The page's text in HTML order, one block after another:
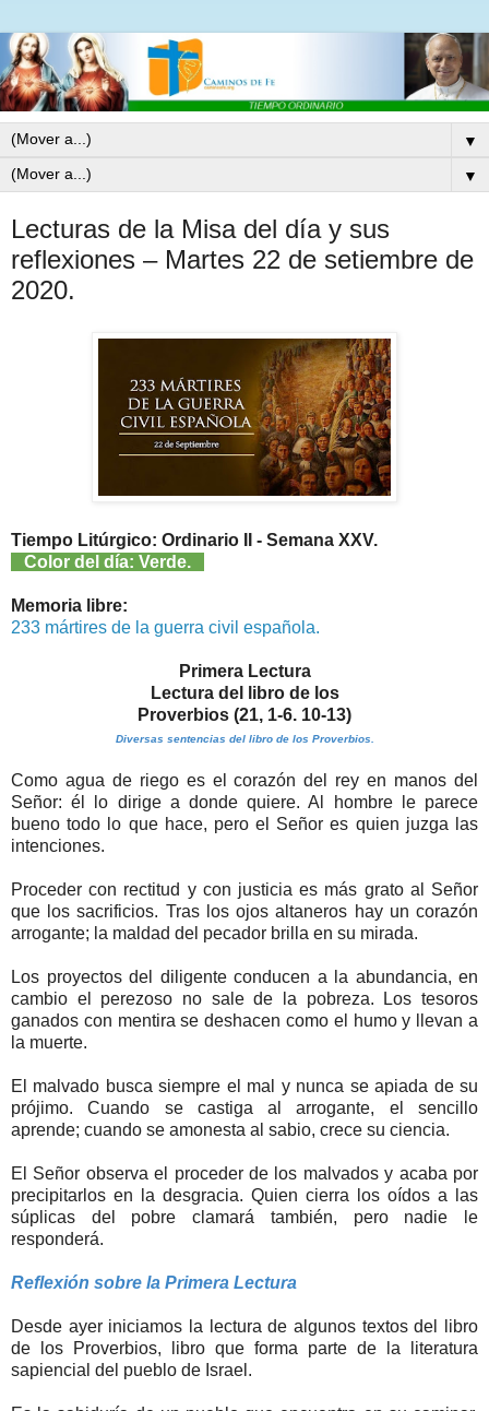
▼
▼
Lecturas de la Misa del día y sus
reflexiones – Martes 22 de setiembre de
2020.
Tiempo Litúrgico: Ordinario II - Semana XXV.
Color del día: Verde.
Memoria libre:
233 mártires de la guerra civil española.
Primera Lectura
Lectura del libro de los
Proverbios (21, 1-6. 10-13)
Diversas sentencias del libro de los Proverbios.
Como agua de riego es el corazón del rey en manos del
Señor: él lo dirige a donde quiere. Al hombre le parece
bueno todo lo que hace, pero el Señor es quien juzga las
intenciones.
Proceder con rectitud y con justicia es más grato al Señor
que los sacrificios. Tras los ojos altaneros hay un corazón
arrogante; la maldad del pecador brilla en su mirada.
Los proyectos del diligente conducen a la abundancia, en
cambio el perezoso no sale de la pobreza. Los tesoros
ganados con mentira se deshacen como el humo y llevan a
la muerte.
El malvado busca siempre el mal y nunca se apiada de su
prójimo. Cuando se castiga al arrogante, el sencillo
aprende; cuando se amonesta al sabio, crece su ciencia.
El Señor observa el proceder de los malvados y acaba por
precipitarlos en la desgracia. Quien cierra los oídos a las
súplicas del pobre clamará también, pero nadie le
responderá.
Reflexión sobre la Primera Lectura
Desde ayer iniciamos la lectura de algunos textos del libro
de los Proverbios, libro que forma parte de la literatura
sapiencial del pueblo de Israel.